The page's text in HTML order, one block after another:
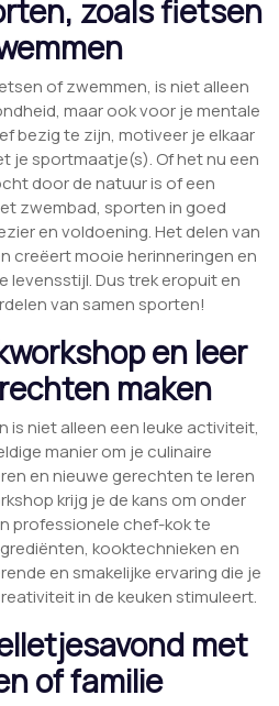
zoals fietsen
of zwemmen, is niet alleen
maar ook voor je mentale
bezig te zijn, motiveer je elkaar
je sportmaatje(s). Of het nu een
door de natuur is of een
zwembad, sporten in goed
en voldoening. Het delen van
creëert mooie herinneringen en
levensstijl. Dus trek eropuit en
van samen sporten!
en leer
maken
is niet alleen een leuke activiteit,
manier om je culinaire
en nieuwe gerechten te leren
krijg je de kans om onder
professionele chef-kok te
kooktechnieken en
en smakelijke ervaring die je
in de keuken stimuleert.
met
of familie